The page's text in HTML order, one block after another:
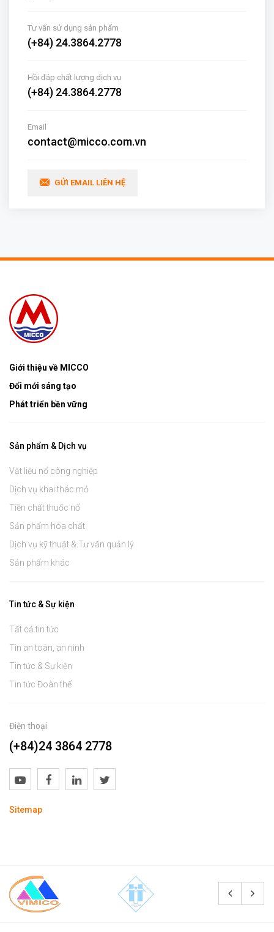
Tư vấn sử dụng sản phẩm
(+84) 24.3864.2778
Hồi đáp chất lượng dịch vụ
(+84) 24.3864.2778
Email
contact@micco.com.vn
GỬI EMAIL LIÊN HỆ
Giới thiệu về MICCO
Đổi mới sáng tạo
Phát triển bền vững
Sản phẩm & Dịch vụ
Vật liệu nổ công nghiệp
Dịch vụ khai thác mỏ
Tiền chất thuốc nổ
Sản phẩm hóa chất
Dịch vụ kỹ thuật & Tư vấn quản lý
Sản phẩm khác
Tin tức & Sự kiện
Tất cả tin tức
Tin an toàn, an ninh
Tin tức & Sự kiện
Tin tức Đoàn thể
Điện thoại
(+84)24 3864 2778
Sitemap